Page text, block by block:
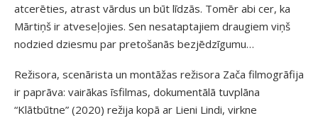
atcerēties, atrast vārdus un būt līdzās. Tomēr abi cer, ka
Mārtiņš ir atveseļojies. Sen nesataptajiem draugiem viņš
nodzied dziesmu par pretošanās bezjēdzīgumu…
Režisora, scenārista un montāžas režisora Zača filmogrāfija
ir paprāva: vairākas īsfilmas, dokumentālā tuvplāna
“Klātbūtne” (2020) režija kopā ar Lieni Lindi, virkne